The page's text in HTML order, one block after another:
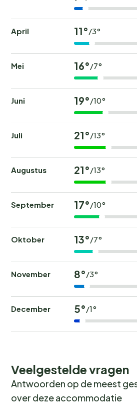
April 11°/3°
Mei 16°/7°
Juni 19°/10°
Juli 21°/13°
Augustus 21°/13°
September 17°/10°
Oktober 13°/7°
November 8°/3°
December 5°/1°
Veelgestelde vragen
Antwoorden op de meest
over deze accommodatie